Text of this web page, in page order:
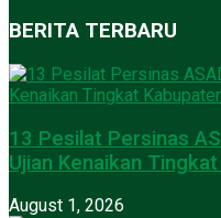
BERITA TERBARU
13 Pesilat Persinas
Ujian Kenaikan
August 1, 2026